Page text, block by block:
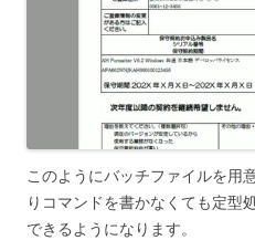
このようにバッチファイルを用
りコマンドを書かなくても定型
できるようになります。